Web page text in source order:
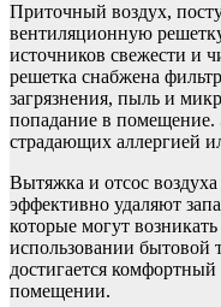
Приточный воздух,
вентиляционную
источников свежести и
решетка снабжена
загрязнения, пыль и
попадание в
страдающих аллергией
Вытяжка и отсос
эффективно удаляют
которые могут
использовании бытовой
достигается
помещении.